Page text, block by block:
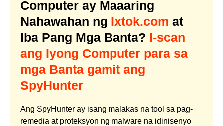
Computer ay Maaaring
Nahawahan ng Ixtok.com at
Iba Pang Mga Banta? I-scan
ang Iyong Computer para sa
mga Banta gamit ang
SpyHunter
Ang SpyHunter ay isang malakas na tool sa pag-
remedia at proteksyon ng malware na idinisenyo